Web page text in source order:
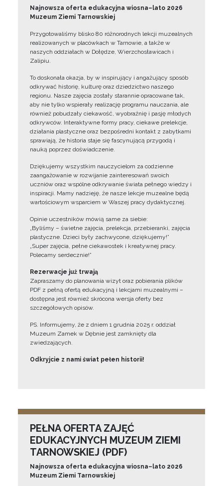
Najnowsza oferta edukacyjna wiosna–lato 2026
Muzeum Ziemi Tarnowskiej
Przygotowaliśmy blisko 80 różnorodnych lekcji muzealnych
realizowanych w placówkach w Tarnowie, a także w
naszych oddziałach w Dołędze, Wierzchosławicach i
Zalipiu.
To doskonała okazja, by w inspirujący i angażujący sposób
odkrywać historię, kulturę oraz dziedzictwo naszego
regionu. Nasze zajęcia zostały starannie opracowane tak,
aby nie tylko wspierały realizację programu nauczania, ale
również pobudzały ciekawość, wyobraźnię i pasję młodych
odkrywców. Interaktywne formy pracy, ciekawe prelekcje,
działania plastyczne oraz bezpośredni kontakt z zabytkami
sprawiają, że historia staje się fascynującą przygodą i
nauką poprzez doświadczenie.
Dziękujemy wszystkim nauczycielom za codzienne
zaangażowanie w rozwijanie zainteresowań swoich
uczniów oraz wspólne odkrywanie świata pełnego wiedzy i
inspiracji. Mamy nadzieję, że nasze lekcje muzealne będą
wartościowym wsparciem w Waszej pracy dydaktycznej.
Opinie uczestników mówią same za siebie:
„Byliśmy – świetne zajęcia, prelekcja, przebieranki, zajęcia
plastyczne. Dzieci były zachwycone, dziękujemy!”
„Super zajęcia, pełne ciekawostek i kreatywnej pracy.
Polecamy serdecznie!”
Rezerwacje już trwają
Zapraszamy do planowania wizyt oraz pobierania plików
PDF z pełną ofertą edukacyjną i lekcjami muzealnymi –
dostępna jest również skrócona wersja oferty bez
szczegółowych opisów.
PS. Informujemy, że z dniem 1 grudnia 2025 r. oddział
Muzeum Zamek w Dębnie jest zamknięty dla
zwiedzających.
Odkryjcie z nami świat pełen historii!
PEŁNA OFERTA ZAJĘĆ
EDUKACYJNYCH MUZEUM ZIEMI
TARNOWSKIEJ (PDF)
Najnowsza oferta edukacyjna wiosna–lato 2026
Muzeum Ziemi Tarnowskiej